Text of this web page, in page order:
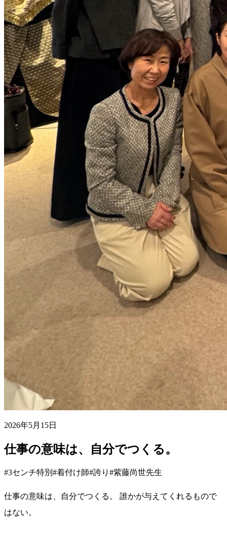
2026年5月15日
仕事の意味は、自分でつくる。
#3センチ特別 #着付け師#誇り #紫藤尚世先生
仕事の意味は、自分でつくる。 誰かが与えてくれるもので
はない。